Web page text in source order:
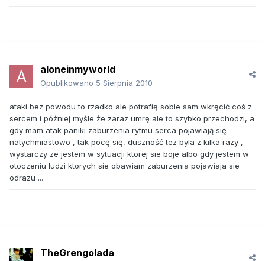
aloneinmyworld
Opublikowano 5 Sierpnia 2010
ataki bez powodu to rzadko ale potrafię sobie sam wkręcić coś z
sercem i później myśle że zaraz umrę ale to szybko przechodzi, a
gdy mam atak paniki zaburzenia rytmu serca pojawiają się
natychmiastowo , tak pocę się, duszność tez byla z kilka razy ,
wystarczy ze jestem w sytuacji ktorej sie boje albo gdy jestem w
otoczeniu ludzi ktorych sie obawiam zaburzenia pojawiaja sie
odrazu ...
TheGrengolada